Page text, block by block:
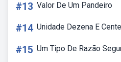
#13 Valor De Um Pandeiro
#14 Unidade Dezena E
#15 Um Tipo De Razão